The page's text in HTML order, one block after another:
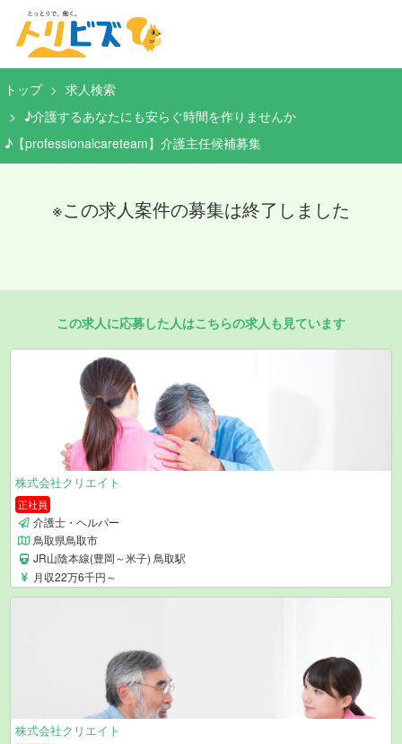
トップ
求人検索
♪介護するあなたにも安らぐ時間を作りませんか
♪【professionalcareteam】介護主任候補募集
※この求人案件の募集は終了しました
この求人に応募した人はこちらの求人も見ています
株式会社クリエイト
正社員
介護士・ヘルパー
鳥取県鳥取市
JR山陰本線(豊岡～米子) 鳥取駅
月収22万6千円～
株式会社クリエイト